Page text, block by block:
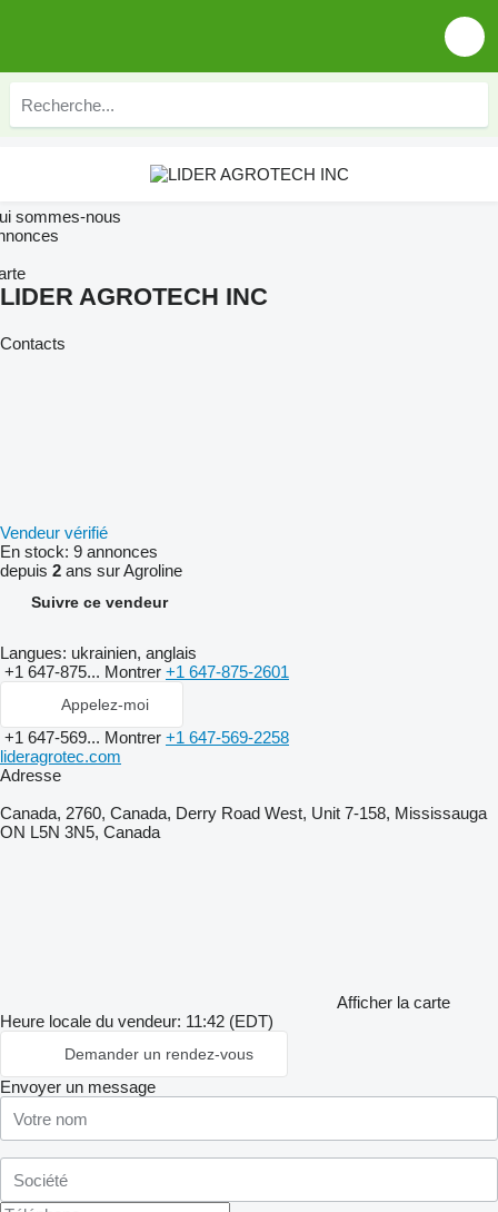
sommes-nous
LIDER AGROTECH INC
Contacts
Vendeur vérifié
En stock: 9 annonces
depuis 2 ans sur Agroline
Suivre ce vendeur
Langues: ukrainien, anglais
+1 647-875... Montrer +1 647-875-2601
Appelez-moi
+1 647-569... Montrer +1 647-569-2258
lideragrotec.com
Adresse
Canada, 2760, Canada, Derry Road West, Unit 7-158, Mississauga
ON L5N 3N5, Canada
Afficher la carte
Heure locale du vendeur: 11:42 (EDT)
Demander un rendez-vous
Envoyer un message